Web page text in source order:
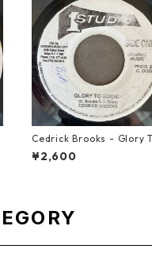
Cedrick Brooks - Glory To
Sounds【7-21786】
¥2,600